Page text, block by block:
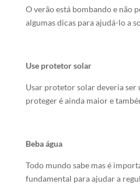
O verão está bombando e não
algumas dicas para ajudá-lo a
Use protetor solar
Usar protetor solar deveria ser
proteger é ainda maior e
Beba água
Todo mundo sabe mas é
fundamental para ajudar a